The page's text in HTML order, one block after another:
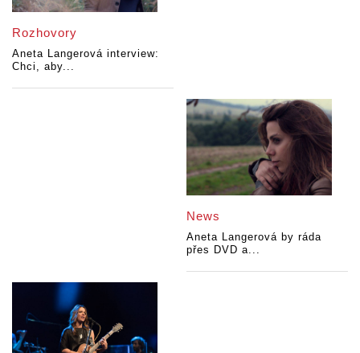
Rozhovory
Aneta Langerová interview:
Chci, aby...
News
Aneta Langerová by ráda
přes DVD a...